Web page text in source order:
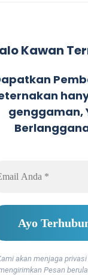
Kawan
genggaman,
akan menjaga
Pesan